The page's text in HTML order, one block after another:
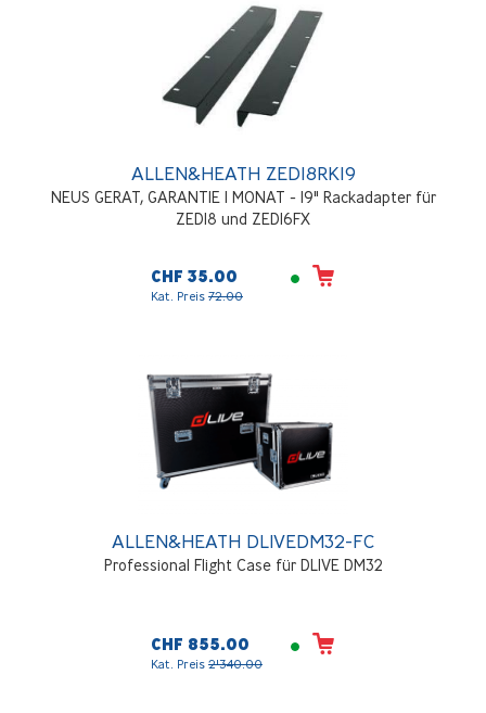
ALLEN&HEATH ZED18RK19
NEUS GERAT, GARANTIE 1 MONAT - 19" Rackadapter für
ZED18 und ZED16FX
CHF 35.00
Kat. Preis 72.00
ALLEN&HEATH DLIVEDM32-FC
Professional Flight Case für DLIVE DM32
CHF 855.00
Kat. Preis 2'340.00